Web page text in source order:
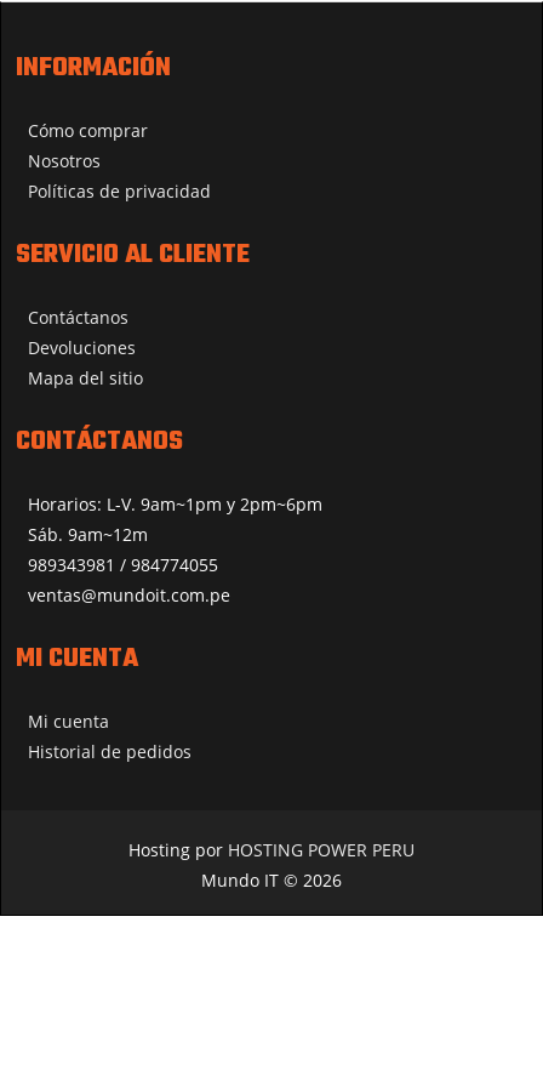
INFORMACIÓN
Cómo comprar
Nosotros
Políticas de privacidad
SERVICIO AL CLIENTE
Contáctanos
Devoluciones
Mapa del sitio
CONTÁCTANOS
Horarios: L-V. 9am~1pm y 2pm~6pm
Sáb. 9am~12m
989343981 / 984774055
ventas@mundoit.com.pe
MI CUENTA
Mi cuenta
Historial de pedidos
Hosting por HOSTING POWER PERU
Mundo IT © 2026